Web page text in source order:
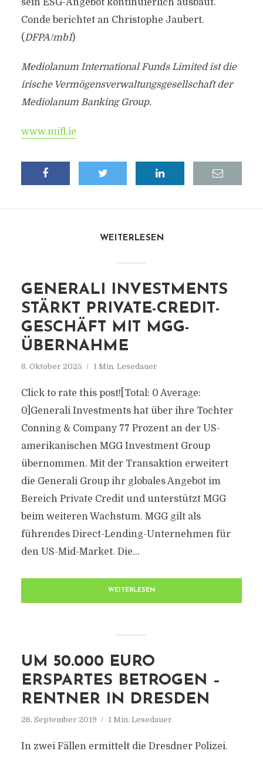
sein ESG-Angebot kontinuierlich ausbaut.
Conde berichtet an Christophe Jaubert.
(DFPA/mb1)
Mediolanum International Funds Limited ist die
irische Vermögensverwaltungsgesellschaft der
Mediolanum Banking Group.
www.mifl.ie
WEITERLESEN
GENERALI INVESTMENTS
STÄRKT PRIVATE-CREDIT-
GESCHÄFT MIT MGG-
ÜBERNAHME
8. Oktober 2025 1 Min. Lesedauer
Click to rate this post![Total: 0 Average:
0]Generali Investments hat über ihre Tochter
Conning & Company 77 Prozent an der US-
amerikanischen MGG Investment Group
übernommen. Mit der Transaktion erweitert
die Generali Group ihr globales Angebot im
Bereich Private Credit und unterstützt MGG
beim weiteren Wachstum. MGG gilt als
führendes Direct-Lending-Unternehmen für
den US-Mid-Market. Die...
WEITERLESEN
UM 50.000 EURO
ERSPARTES BETROGEN –
RENTNER IN DRESDEN
26. September 2019 1 Min. Lesedauer
In zwei Fällen ermittelt die Dresdner Polizei.